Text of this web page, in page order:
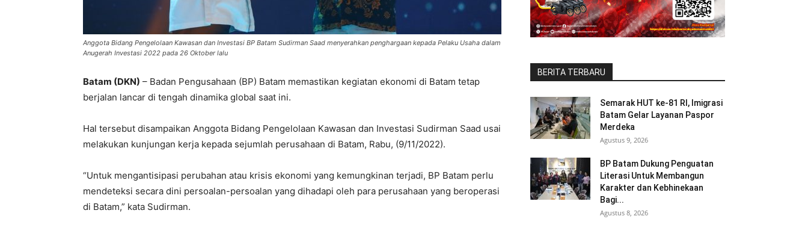
Anggota Bidang Pengelolaan Kawasan dan Investasi BP Batam Sudirman Saad menyerahkan penghargaan kepada Pelaku Usaha dalam
Anugerah Investasi 2022 pada 26 Oktober lalu
Batam (DKN) – Badan Pengusahaan (BP) Batam memastikan kegiatan ekonomi di Batam tetap
berjalan lancar di tengah dinamika global saat ini.
Hal tersebut disampaikan Anggota Bidang Pengelolaan Kawasan dan Investasi Sudirman Saad usai
melakukan kunjungan kerja kepada sejumlah perusahaan di Batam, Rabu, (9/11/2022).
“Untuk mengantisipasi perubahan atau krisis ekonomi yang kemungkinan terjadi, BP Batam perlu
mendeteksi secara dini persoalan-persoalan yang dihadapi oleh para perusahaan yang beroperasi
di Batam,” kata Sudirman.
BERITA TERBARU
Semarak HUT ke-81 RI, Imigrasi
Batam Gelar Layanan Paspor
Merdeka
Agustus 9, 2026
BP Batam Dukung Penguatan
Literasi Untuk Membangun
Karakter dan Kebhinekaan
Bagi...
Agustus 8, 2026